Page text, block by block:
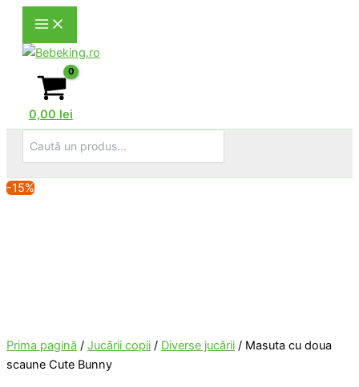
content
0,00 lei
for:
-15%
Prima pagină / Jucării copii / Diverse jucării / Masuta cu doua
scaune Cute Bunny